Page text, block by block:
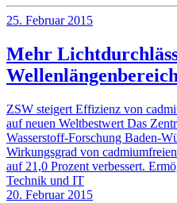
25. Februar 2015
Mehr
ZSW steigert Effizienz von
auf neuen Weltbestwert Das
Wasserstoff-Forschung Baden-
Wirkungsgrad von
auf 21,0 Prozent verbessert.
Technik und IT
20. Februar 2015